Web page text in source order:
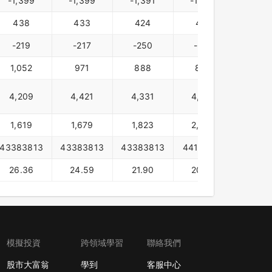
438 433 424 437
-219 -217 -250 -266
1,052 971 888 855
4,209 4,421 4,331 4,362
1,619 1,679 1,823 2,044
43383813 43383813 43383813 44120779
26.36 24.59 21.90 20.66
模擬投資
股市大富翁
跨領域學習
學到
聯絡我們
客服中心